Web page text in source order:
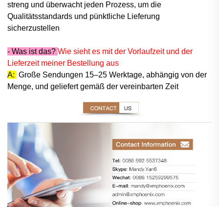
streng und überwacht jeden Prozess, um die
Qualitätsstandards und pünktliche Lieferung
sicherzustellen
- Was ist das? Wie sieht es mit der Vorlaufzeit und der
Lieferzeit meiner Bestellung aus
A: Große Sendungen 15–25 Werktage, abhängig von der
Menge, und geliefert gemäß der vereinbarten Zeit